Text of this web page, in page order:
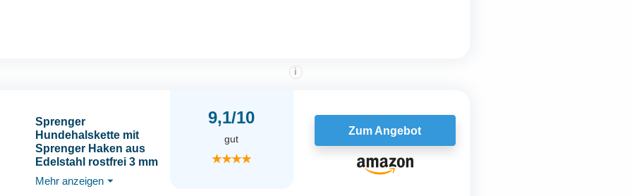
Sprenger
Hundehalskette mit
Sprenger Haken aus
Edelstahl rostfrei 3 mm
I Größe individuell
einstellbar I Halskette -
Mehr anzeigen ⏷
9,1/10
i
gut
★★★★
Zum Angebot